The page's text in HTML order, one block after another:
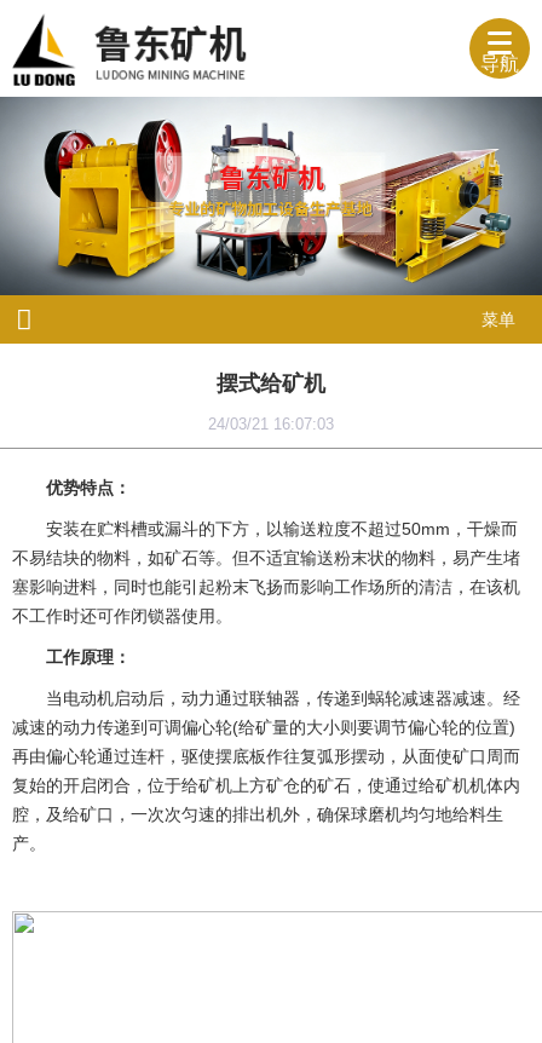
导航
菜单
摆式给矿机
24/03/21 16:07:03
优势特点：
安装在贮料槽或漏斗的下方，以输送粒度不超过50mm，干燥而
不易结块的物料，如矿石等。但不适宜输送粉末状的物料，易产生堵
塞影响进料，同时也能引起粉末飞扬而影响工作场所的清洁，在该机
不工作时还可作闭锁器使用。
工作原理：
当电动机启动后，动力通过联轴器，传递到蜗轮减速器减速。经
减速的动力传递到可调偏心轮(给矿量的大小则要调节偏心轮的位置)
再由偏心轮通过连杆，驱使摆底板作往复弧形摆动，从面使矿口周而
复始的开启闭合，位于给矿机上方矿仓的矿石，使通过给矿机机体内
腔，及给矿口，一次次匀速的排出机外，确保球磨机均匀地给料生
产。